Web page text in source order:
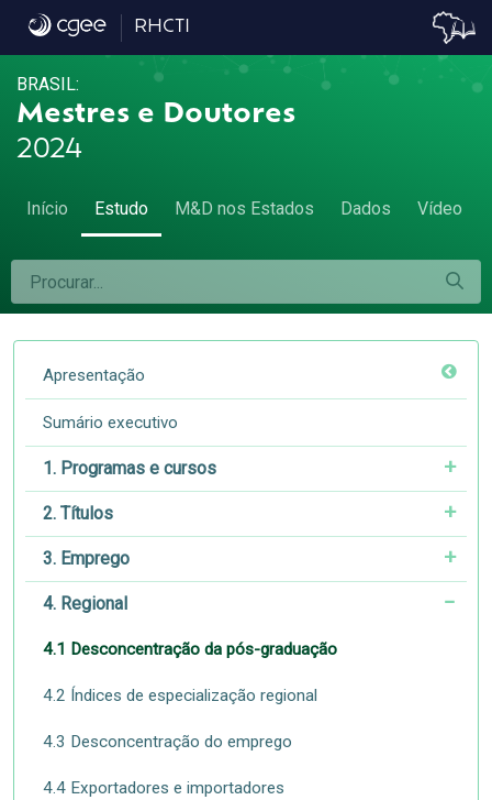
4.1 Desconcentração da pós-graduação -
RHCTI
BRASIL:
Mestres e Doutores
2024
Início Estudo M&D nos Estados Dados Vídeo
Apresentação
Sumário executivo
1. Programas e cursos
2. Títulos
3. Emprego
4. Regional
4.1 Desconcentração da pós-graduação
4.2 Índices de especialização regional
4.3 Desconcentração do emprego
4.4 Exportadores e importadores